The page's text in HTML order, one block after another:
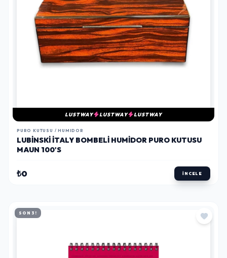
LUSTWAY LUSTWAY LUSTWAY
PURO KUTUSU / HUMIDOR
LUBINSKI İTALY BOMBELI HUMIDOR PURO KUTUSU
MAUN 100'S
₺0 İNCELE
SON 3!